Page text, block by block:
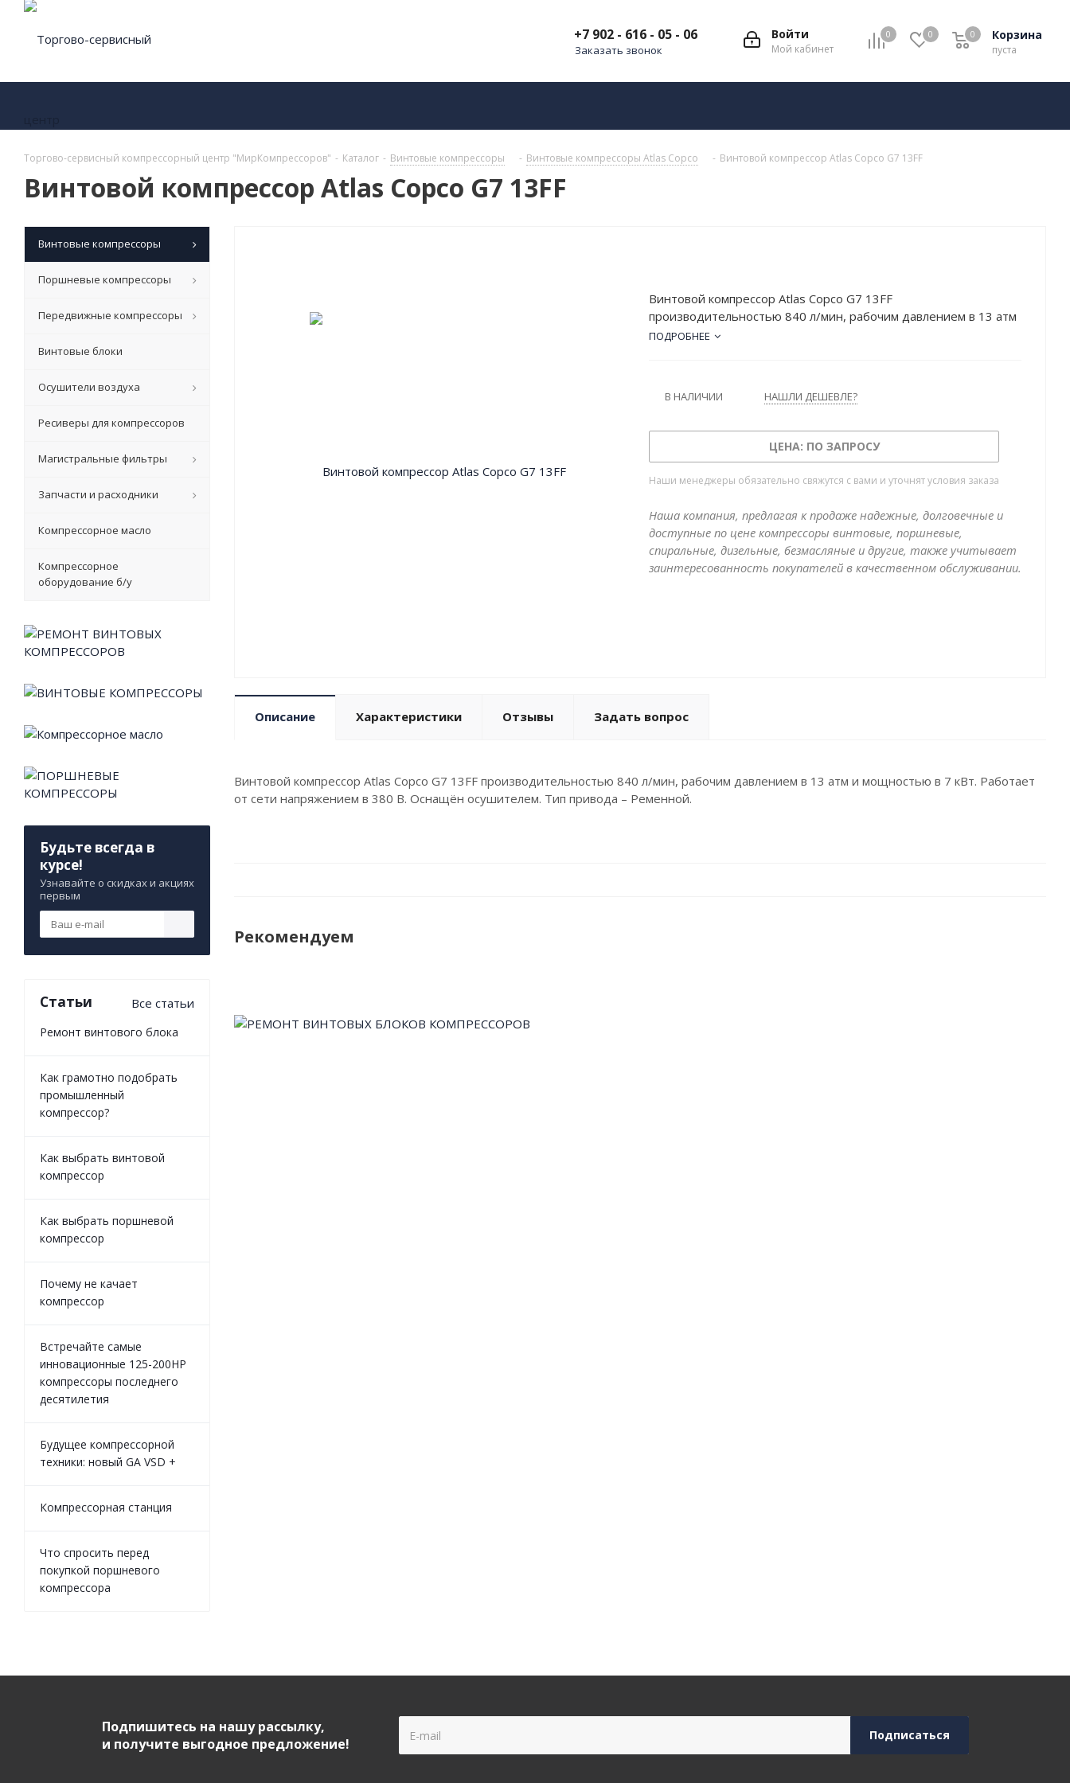
0 0 Корзина
пуста
0
Войти
Мой кабинет
+7 902 - 616 - 05 - 06
Заказать звонок
Торгово-сервисный компрессорный центр "МирКомпрессоров" - Каталог - Винтовые компрессоры - Винтовые компрессоры Atlas Copco - Винтовой компрессор Atlas Copco G7 13FF
Винтовой компрессор Atlas Copco G7 13FF
Винтовой компрессор Atlas Copco G7 13FF
производительностью 840 л/мин, рабочим давлением в 13 атм
и мощностью в 7 кВт. Работает от сети напряжением в 380 В.
ПОДРОБНЕЕ
В НАЛИЧИИ НАШЛИ ДЕШЕВЛЕ?
ЦЕНА: ПО ЗАПРОСУ
Наши менеджеры обязательно свяжутся с вами и уточнят условия заказа
Наша компания, предлагая к продаже надежные, долговечные и
доступные по цене компрессоры винтовые, поршневые,
спиральные, дизельные, безмасляные и другие, также учитывает
заинтересованность покупателей в качественном обслуживании.
Описание Характеристики Отзывы Задать вопрос
Винтовой компрессор Atlas Copco G7 13FF производительностью 840 л/мин, рабочим давлением в 13 атм и мощностью в 7 кВт. Работает
от сети напряжением в 380 В. Оснащён осушителем. Тип привода – Ременной.
Рекомендуем
Винтовые компрессоры
Поршневые компрессоры
Передвижные компрессоры
Винтовые блоки
Осушители воздуха
Ресиверы для компрессоров
Магистральные фильтры
Запчасти и расходники
Компрессорное масло
Компрессорное
оборудование б/у
Будьте всегда в
курсе!
Узнавайте о скидках и акциях
первым
Статьи Все статьи
Ремонт винтового блока
Как грамотно подобрать
промышленный
компрессор?
Как выбрать винтовой
компрессор
Как выбрать поршневой
компрессор
Почему не качает
компрессор
Встречайте самые
инновационные 125-200HP
компрессоры последнего
десятилетия
Будущее компрессорной
техники: новый GA VSD +
Компрессорная станция
Что спросить перед
покупкой поршневого
компрессора
Подпишитесь на нашу рассылку,
и получите выгодное предложение!